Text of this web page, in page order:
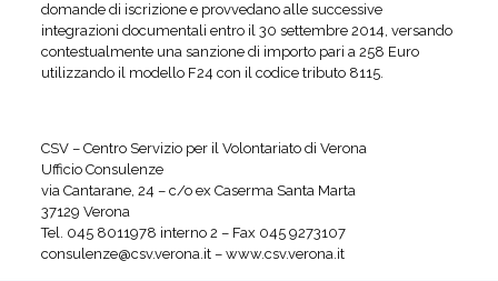
domande di iscrizione e provvedano alle successive
integrazioni documentali entro il 30 settembre 2014, versando
contestualmente una sanzione di importo pari a 258 Euro
utilizzando il modello F24 con il codice tributo 8115.
CSV – Centro Servizio per il Volontariato di Verona
Ufficio Consulenze
via Cantarane, 24 – c/o ex Caserma Santa Marta
37129 Verona
Tel. 045 8011978 interno 2 – Fax 045 9273107
consulenze@csv.verona.it – www.csv.verona.it